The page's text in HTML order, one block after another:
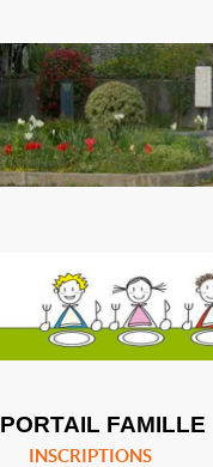
PORTAIL FAMILLE
INSCRIPTIONS